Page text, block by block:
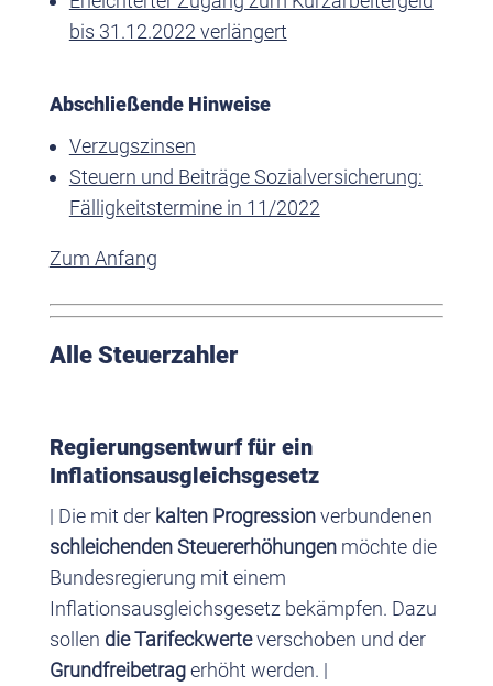
bis 31.12.2022 verlängert
Abschließende Hinweise
Verzugszinsen
Steuern und Beiträge Sozialversicherung:
Fälligkeitstermine in 11/2022
Zum Anfang
Alle Steuerzahler
Regierungsentwurf für ein
Inflationsausgleichsgesetz
| Die mit der kalten Progressionverbundenen
schleichenden Steuererhöhungenmöchte die
Bundesregierung mit einem
Inflationsausgleichsgesetz bekämpfen. Dazu
sollen die Tarifeckwerteverschoben und der
Grundfreibetragerhöht werden. |